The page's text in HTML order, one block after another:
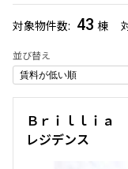
対象物件数 43 棟
並び替え
品川区
(286)
Ｂｒｉｌｌｉａ
レジデンス